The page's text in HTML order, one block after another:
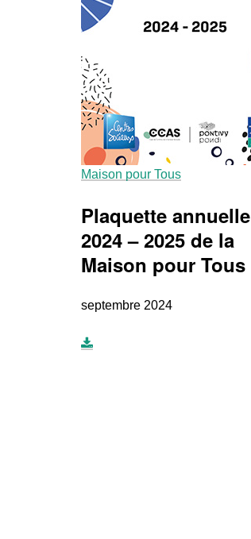
Maison pour Tous
Plaquette annuelle
2024 – 2025 de la
Maison pour Tous
septembre 2024